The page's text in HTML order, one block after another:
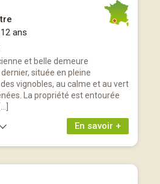
ans
et belle demeure
située en pleine
vignobles, au calme et au vert
La propriété est entourée
En savoir +